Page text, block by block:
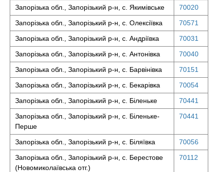
Запорізька обл., Запорізький р-н, с. Якимівське
70020
Запорізька обл., Запорізький р-н, с. Олексіївка
70571
Запорізька обл., Запорізький р-н, с. Андріївка
70031
Запорізька обл., Запорізький р-н, с. Антонівка
70040
Запорізька обл., Запорізький р-н, с. Барвінівка
70151
Запорізька обл., Запорізький р-н, с. Бекарівка
70054
Запорізька обл., Запорізький р-н, с. Біленьке
70441
Запорізька обл., Запорізький р-н, с. Біленьке-
Перше
70441
Запорізька обл., Запорізький р-н, с. Біляївка
70056
Запорізька обл., Запорізький р-н, с. Берестове
(Новомиколаївська отг.)
70112